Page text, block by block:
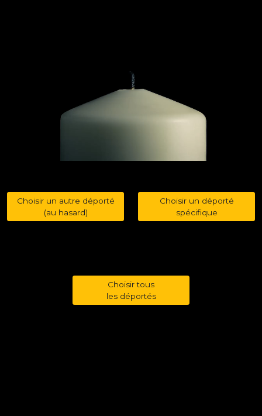
Choisir un autre déporté
(au hasard)
Choisir un déporté
spécifique
Choisir tous
les déportés